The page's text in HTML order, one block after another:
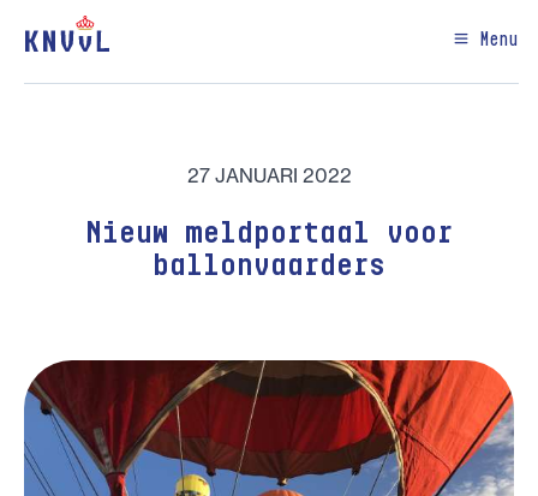
Menu
27 JANUARI 2022
Nieuw meldportaal voor
ballonvaarders